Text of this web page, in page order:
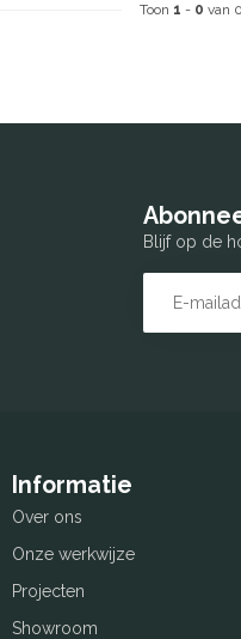
Toon 1 - 0 van 0
Blijf op de
Informatie
Over ons
Onze werkwijze
Projecten
Showroom